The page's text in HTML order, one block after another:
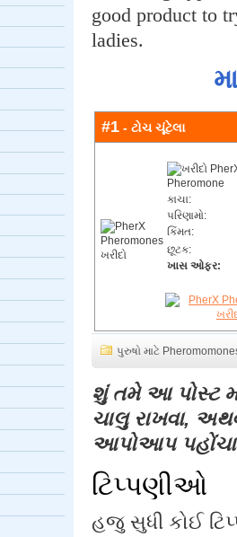
good product to
ladies.
#1 - ટોચ ચૂંટેલા
કાચા:
પરિણામો:
કિંમત:
છૂટક:
ખાસ ઓફર:
પુરુષો માટે
શું તમે આ પોસ્ટ
ચાલુ રાખવા,
આપોઆપ
ટિપ્પણીઓ
હજુ સુધી કોઈ